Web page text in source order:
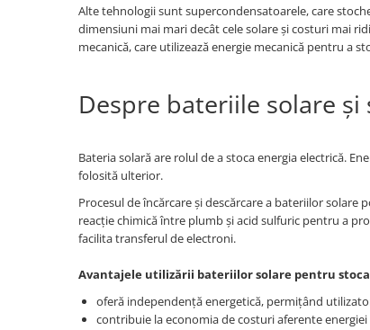
Alte tehnologii sunt supercondensatoarele, care
dimensiuni mai mari decât cele solare și costuri mai
mecanică, care utilizează energie mecanică pentru a
Despre bateriile solare
Bateria solară are rolul de a stoca energia electrică.
folosită ulterior.
Procesul de încărcare și descărcare a bateriilor
reacție chimică între plumb și acid sulfuric pentru a
facilita transferul de electroni.
Avantajele utilizării bateriilor solare pentru
oferă independență energetică, permițând
contribuie la economia de costuri aferente